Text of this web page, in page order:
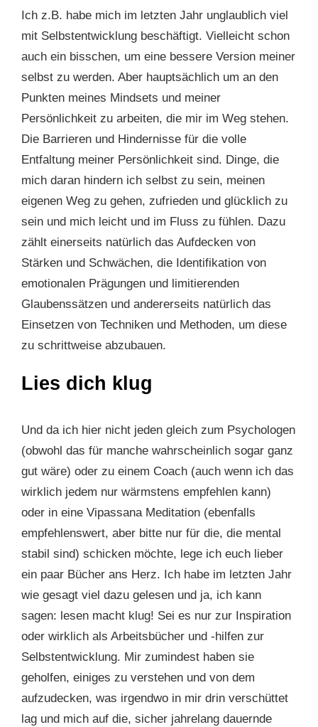
Ich z.B. habe mich im letzten Jahr unglaublich viel
mit Selbstentwicklung beschäftigt. Vielleicht schon
auch ein bisschen, um eine bessere Version meiner
selbst zu werden. Aber hauptsächlich um an den
Punkten meines Mindsets und meiner
Persönlichkeit zu arbeiten, die mir im Weg stehen.
Die Barrieren und Hindernisse für die volle
Entfaltung meiner Persönlichkeit sind. Dinge, die
mich daran hindern ich selbst zu sein, meinen
eigenen Weg zu gehen, zufrieden und glücklich zu
sein und mich leicht und im Fluss zu fühlen. Dazu
zählt einerseits natürlich das Aufdecken von
Stärken und Schwächen, die Identifikation von
emotionalen Prägungen und limitierenden
Glaubenssätzen und andererseits natürlich das
Einsetzen von Techniken und Methoden, um diese
zu schrittweise abzubauen.
Lies dich klug
Und da ich hier nicht jeden gleich zum Psychologen
(obwohl das für manche wahrscheinlich sogar ganz
gut wäre) oder zu einem Coach (auch wenn ich das
wirklich jedem nur wärmstens empfehlen kann)
oder in eine Vipassana Meditation (ebenfalls
empfehlenswert, aber bitte nur für die, die mental
stabil sind) schicken möchte, lege ich euch lieber
ein paar Bücher ans Herz. Ich habe im letzten Jahr
wie gesagt viel dazu gelesen und ja, ich kann
sagen: lesen macht klug! Sei es nur zur Inspiration
oder wirklich als Arbeitsbücher und -hilfen zur
Selbstentwicklung. Mir zumindest haben sie
geholfen, einiges zu verstehen und von dem
aufzudecken, was irgendwo in mir drin verschüttet
lag und mich auf die, sicher jahrelang dauernde